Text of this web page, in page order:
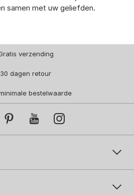
samen met uw geliefden.
verzending
30 dagen retour
bestelwaarde